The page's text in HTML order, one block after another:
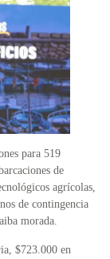
para 519
de
agrícolas,
de contingencia
morada.
$723.000 en